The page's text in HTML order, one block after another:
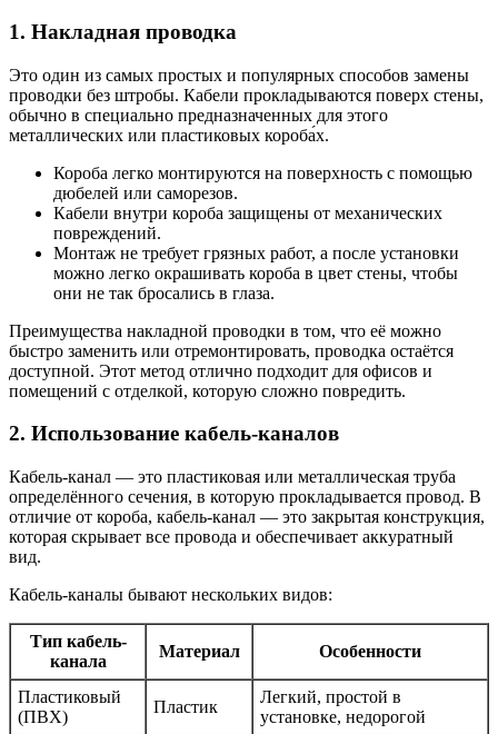
1. Накладная проводка
Это один из самых простых и популярных способов замены
проводки без штробы. Кабели прокладываются поверх стены,
обычно в специально предназначенных для этого
металлических или пластиковых короба́х.
Короба легко монтируются на поверхность с помощью
дюбелей или саморезов.
Кабели внутри короба защищены от механических
повреждений.
Монтаж не требует грязных работ, а после установки
можно легко окрашивать короба в цвет стены, чтобы
они не так бросались в глаза.
Преимущества накладной проводки в том, что её можно
быстро заменить или отремонтировать, проводка остаётся
доступной. Этот метод отлично подходит для офисов и
помещений с отделкой, которую сложно повредить.
2. Использование кабель-каналов
Кабель-канал — это пластиковая или металлическая труба
определённого сечения, в которую прокладывается провод. В
отличие от короба, кабель-канал — это закрытая конструкция,
которая скрывает все провода и обеспечивает аккуратный
вид.
Кабель-каналы бывают нескольких видов:
Тип кабель-
канала
Материал Особенности
Пластиковый
(ПВХ)
Пластик
Легкий, простой в
установке, недорогой